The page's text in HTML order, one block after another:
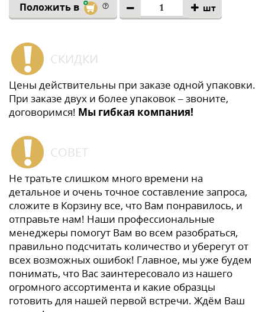
Положить в шт
СКИДКИ
Цены действительны при заказе одной упаковки.
При заказе двух и более упаковок – звоните,
договоримся! Мы гибкая компания!
СОВЕТ
Не тратьте слишком много времени на
детальное и очень точное составление запроса,
сложите в Корзину все, что Вам понравилось, и
отправьте нам! Наши профессиональные
менеджеры помогут Вам во всем разобраться,
правильно подсчитать количество и уберегут от
всех возможных ошибок! Главное, мы уже будем
понимать, что Вас заинтересовало из нашего
огромного ассортимента и какие образцы
готовить для нашей первой встречи. Ждём Ваш